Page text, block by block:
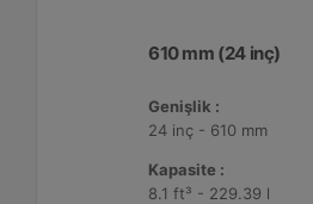
610 mm (24 inç)
Genişlik :
24 inç - 610 mm
Kapasite :
8.1 ft³ - 229.39 l